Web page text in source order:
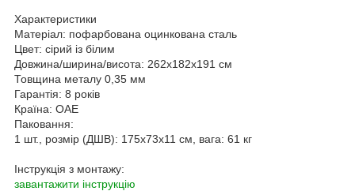
Характеристики
Матеріал: пофарбована оцинкована сталь
Цвет: сірий із білим
Довжина/ширина/висота: 262x182x191 cм
Товщина металу 0,35 мм
Гарантія: 8 років
Країна: ОАЕ
Паковання:
1 шт., розмір (ДШВ): 175x73x11 см, вага: 61 кг
Інструкція з монтажу:
завантажити інструкцію